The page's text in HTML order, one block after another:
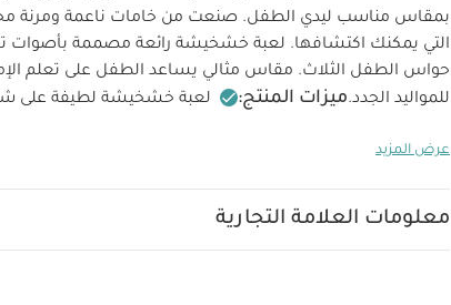
بمقاس مناسب ليدي الطفل. صنعت من خامات ناعمة ومرنة
التي يمكنك اكتشافها. لعبة خشخيشة رائعة مصممة بأصوات
للمواليد الجدد.ميزات المنتج: لعبة خشخيشة لطيفة على
7 × العمق 6 سم
والأوروبية الحديثة ذات الصلة.
قد يعجبك أيضاً:طقم
بلون أبيض - 5 قطع
طقم بيجاما قطعة واحدة عضوية بلون أبيض - 3 قطع
عرض المزيد
معلومات العلامة التجارية